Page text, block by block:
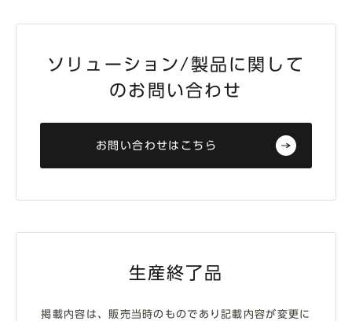
ソリューション/製品に関して
のお問い合わせ
お問い合わせはこちら
生産終了品
掲載内容は、販売当時のものであり記載内容が変更に